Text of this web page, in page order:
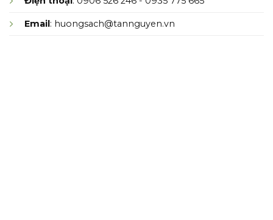
Email: huongsach@tannguyen.vn